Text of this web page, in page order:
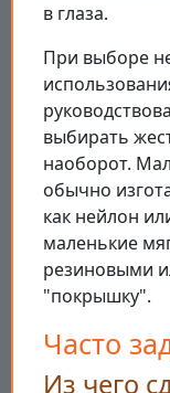
в глаза.
При выборе
выбирать
наоборот.
обычно
как нейлон
маленькие
резиновыми
"покрышку".
Часто
Из чего